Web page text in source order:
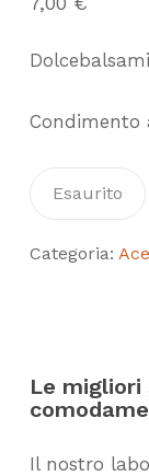
Condimento
Esaurito
Categoria:
Le
Il nostro